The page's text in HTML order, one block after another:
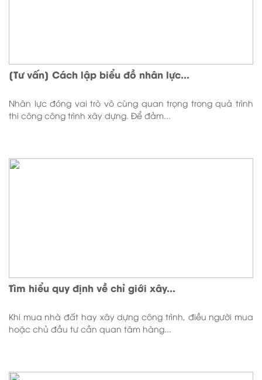
[Tư vấn] Cách lập biểu đồ nhân lực...
Nhân lực đóng vai trò vô cùng quan trọng trong quá trình
thi công công trình xây dựng. Để đảm...
Tìm hiểu quy định về chỉ giới xây...
Khi mua nhà đất hay xây dựng công trình, điều người mua
hoặc chủ đầu tư cần quan tâm hàng...